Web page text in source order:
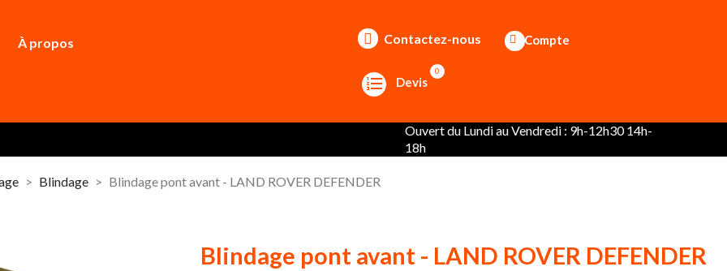
À propos Contactez-nous Compte
Devis
0
Ouvert du Lundi au Vendredi : 9h-12h30 14h-
18h
Blindage Blindage pont avant - LAND ROVER DEFENDER
Blindage pont avant - LAND ROVER DEFENDER